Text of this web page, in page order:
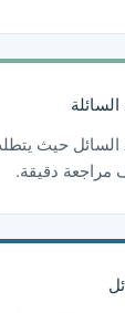
السائل حيث
مراجعة دقيقة.